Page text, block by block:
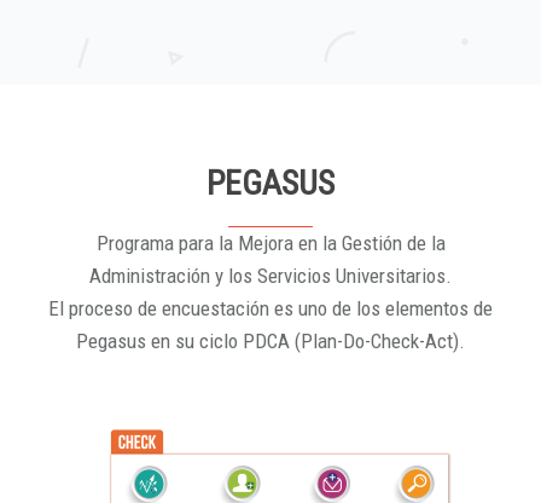
PEGASUS
Programa para la Mejora en la Gestión de la
Administración y los Servicios Universitarios.
El proceso de encuestación es uno de los elementos de
Pegasus en su ciclo PDCA (Plan-Do-Check-Act).